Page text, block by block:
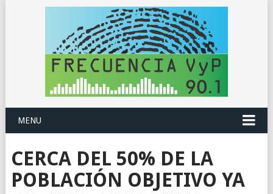
MENU
CERCA DEL 50% DE LA
POBLACIÓN OBJETIVO YA